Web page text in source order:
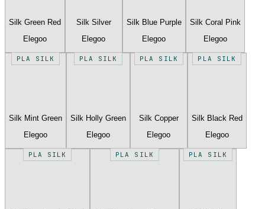
Silk Green Red
Elegoo
Silk Silver
Elegoo
Silk Blue Purple
Elegoo
Silk Coral Pink
Elegoo
PLA SILK
Silk Mint Green
Elegoo
PLA SILK
Silk Holly Green
Elegoo
PLA SILK
Silk Copper
Elegoo
PLA SILK
Silk Black Red
Elegoo
PLA SILK PLA SILK PLA SILK